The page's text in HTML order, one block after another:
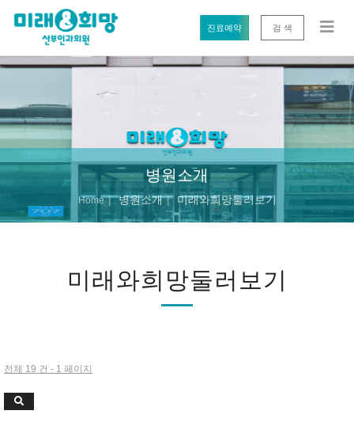
진료예약 검 색
병원소개
Home 병원소개 미래와희망둘러보기
미래와희망둘러보기
전체 19 건 - 1 페이지